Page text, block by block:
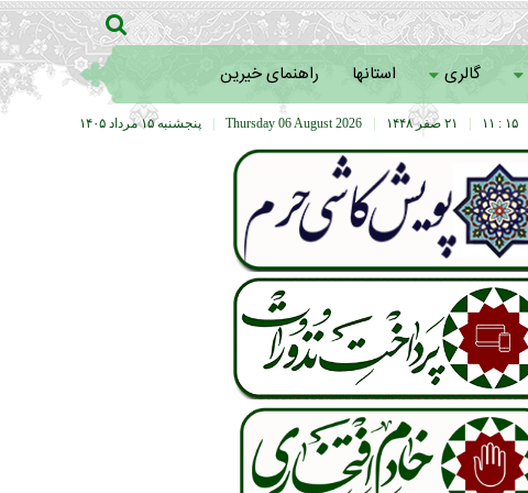
گالری استانها راهنمای خیرین
پنجشنبه ۱۵ مرداد ۱۴۰۵ Thursday 06 August 2026 ۲۱ صفر ۱۴۴۸ ۱۵ : ۱۱